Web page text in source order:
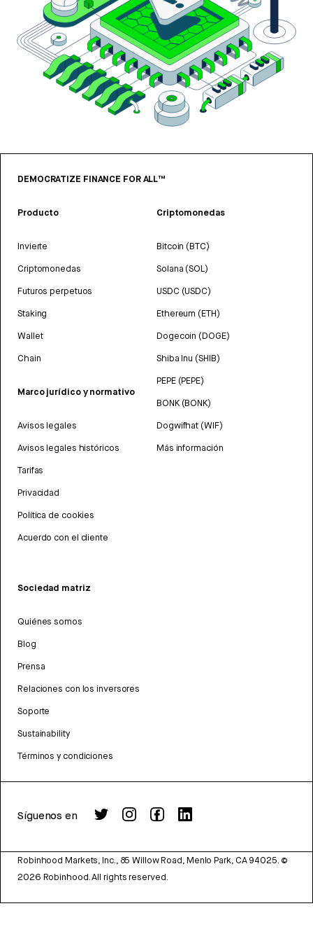
DEMOCRATIZE FINANCE FOR ALL™
Producto
Invierte
Criptomonedas
Futuros perpetuos
Staking
Wallet
Chain
Marco jurídico y normativo
Avisos legales
Avisos legales históricos
Tarifas
Privacidad
Política de cookies
Acuerdo con el cliente
Criptomonedas
Bitcoin (BTC)
Solana (SOL)
USDC (USDC)
Ethereum (ETH)
Dogecoin (DOGE)
Shiba Inu (SHIB)
PEPE (PEPE)
BONK (BONK)
Dogwifhat (WIF)
Más información
Sociedad matriz
Quiénes somos
Blog
Prensa
Relaciones con los inversores
Soporte
Sustainability
Términos y condiciones
Síguenos en
Robinhood Markets, Inc., 85 Willow Road, Menlo Park, CA 94025. ©
2026 Robinhood. All rights reserved.